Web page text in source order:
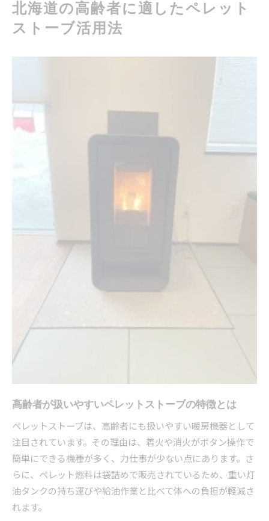
暖房負担を抑えるペレットストーブの実力とは
ペレットストーブが高齢者に選ばれる理由を徹
体力的負担を減らすペレットストーブの魅力
ペレットストーブ導入で冬の暮らしがどう変わるか
ペレットストーブで冬の快適さはどれだけ変わ
高齢者の生活が楽になるペレットストーブの理
ペレットストーブと他暖房の暮らしの違いを比
較
光熱費の見通しが立つペレットストーブの利点
管理の手間を減らすペレットストーブの工夫
高齢者におすすめする暖房選びの新常識
高齢者の視点で選ぶペレットストーブのポイン
ト
関係
ペレットストーブの維持負担を減らす工夫事例
ペレットストーブの維持費と体力負担を検証する
ペレットストーブの月々の維持費は本当に安
い？
高齢者が感じるペレットストーブの管理負担と
北海道の高齢者に適したペレット
ストーブ活用法
高齢者が扱いやすいペレットストーブの特徴とは
ペレットストーブは、高齢者にも扱いやすい暖房機器として
注目されています。その理由は、着火や消火がボタン操作で
簡単にできる機種が多く、力仕事が少ない点にあります。さ
らに、ペレット燃料は袋詰めで販売されているため、重い灯
油タンクの持ち運びや給油作業と比べて体への負担が軽減さ
れます。